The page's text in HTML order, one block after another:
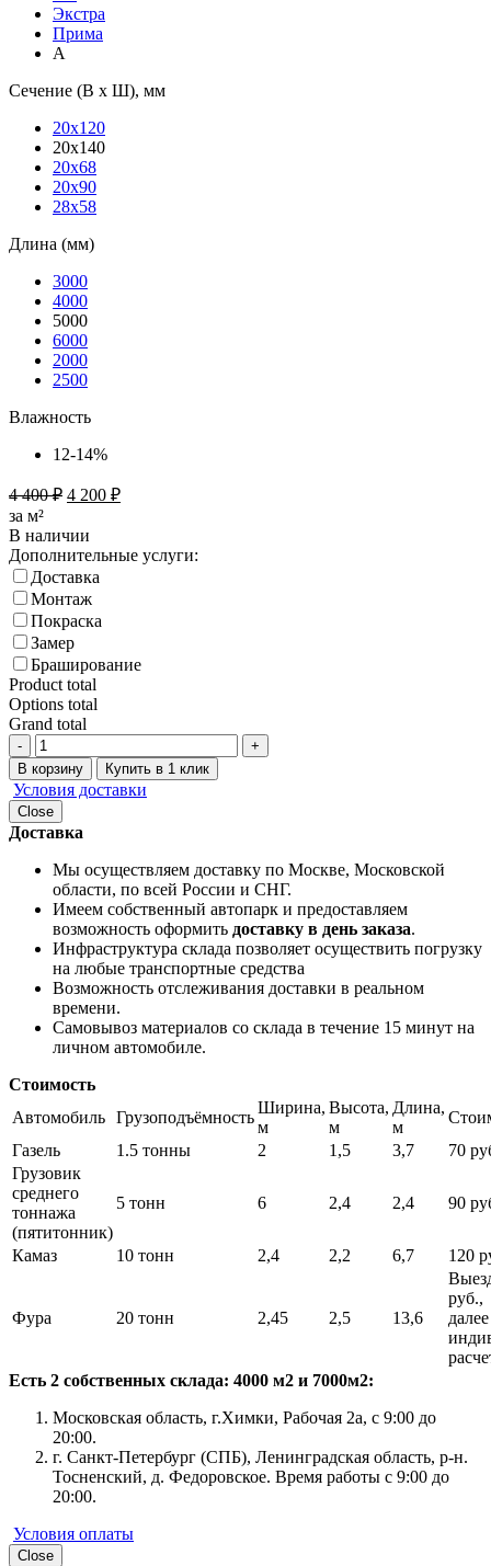
Экстра
Прима
А
Сечение (В х Ш), мм
20х120
20х140
20х68
20х90
28х58
Длина (мм)
3000
4000
5000
6000
2000
2500
Влажность
12-14%
4 400₽ 4 200 ₽
за м²
В наличии
Дополнительные услуги:
Доставка
Монтаж
Покраска
Замер
Браширование
Product total
Options total
Grand total
-
+
В корзину
Купить в 1 клик
Условия доставки
Close
Доставка
Мы осуществляем доставку по Москве, Московской
области, по всей России и СНГ.
Имеем собственный автопарк и предоставляем
возможность оформить доставку в день заказа.
Инфраструктура склада позволяет осуществить погрузку
на любые транспортные средства
Возможность отслеживания доставки в реальном
времени.
Самовывоз материалов со склада в течение 15 минут на
личном автомобиле.
Стоимость
Автомобиль Грузоподъёмность
Ширина,
м
Высота,
м
Длина,
м
Газель
1.5 тонны 2 1,5 3,7
70
Грузовик
среднего
тоннажа
(пятитонник)
5 тонн 6 2,4 2,4 90
Камаз 10 тонн 2,4 2,2 6,7 120
Фура 20 тонн 2,45 2,5 13,6
руб.,
далее
Есть 2 собственных склада: 4000 м2 и 7000м2:
Московская область, г.Химки, Рабочая 2а, с 9:00 до
20:00.
г. Санкт-Петербург (СПБ), Ленинградская область, р-н.
Тосненский, д. Федоровское. Время работы с 9:00 до
20:00.
Условия оплаты
Close